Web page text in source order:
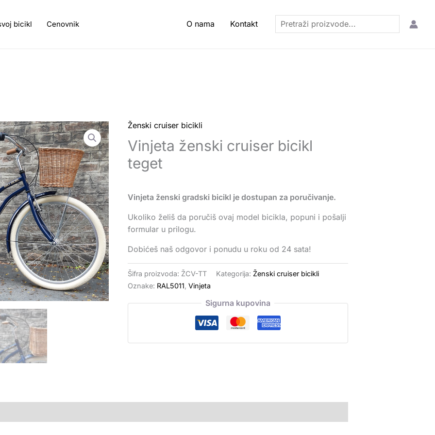
bicikl Cenovnik O nama Kontakt
Ženski cruiser bicikli
Vinjeta ženski cruiser bicikl
teget
Vinjeta ženski gradski bicikl je dostupan za poručivanje.
Ukoliko želiš da poručiš ovaj model bicikla, popuni i pošalji
formular u prilogu.
Dobićeš naš odgovor i ponudu u roku od 24 sata!
Šifra proizvoda: ŽCV-TT Kategorija:Ženski cruiser bicikli
Oznake: RAL5011,Vinjeta
Sigurna kupovina